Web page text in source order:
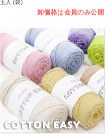
玉入 (袋)
卸価格は会員のみ公開